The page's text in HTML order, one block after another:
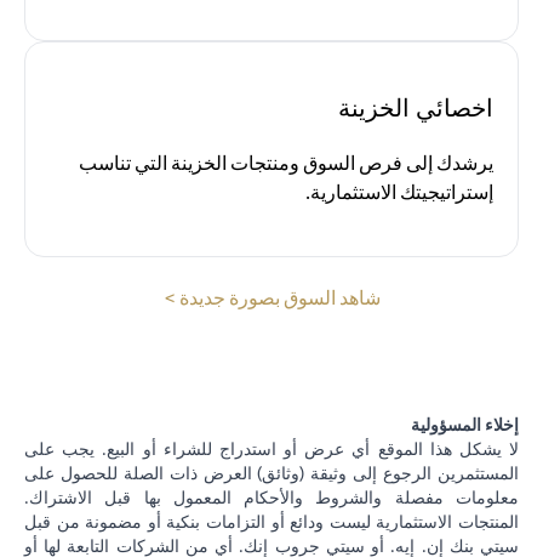
اخصائي الخزينة
يرشدك إلى فرص السوق ومنتجات الخزينة التي تناسب
إستراتيجيتك الاستثمارية.
شاهد السوق بصورة جديدة >
إخلاء المسؤولية
لا يشكل هذا الموقع أي عرض أو استدراج للشراء أو البيع. يجب على
المستثمرين الرجوع إلى وثيقة (وثائق) العرض ذات الصلة للحصول على
معلومات مفصلة والشروط والأحكام المعمول بها قبل الاشتراك.
المنتجات الاستثمارية ليست ودائع أو التزامات بنكية أو مضمونة من قبل
سيتي بنك إن. إيه. أو سيتي جروب إنك. أي من الشركات التابعة لها أو